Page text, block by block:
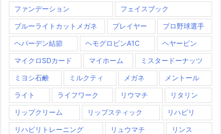
ファンデーション フェイスブック
ブルーライトカットメガネ プレイヤー プロ野球選手
ヘパーデン結節 ヘモグロビンA1C ヘヤーピン
マイクロSDカード マイホーム ミスタードーナッツ
ミヨシ石鹸 ミルクティ メガネ メントール
ライト ライフワーク リウマチ リタリン
リップクリーム リップスティック リハビリ
リハビリトレーニング リュウマチ リンス